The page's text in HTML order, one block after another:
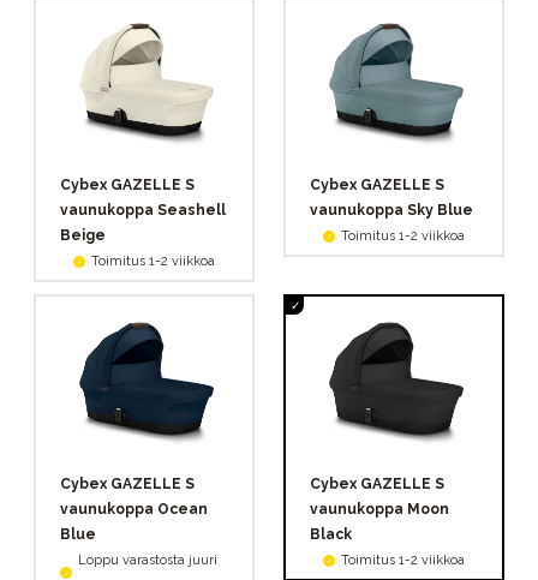
Cybex GAZELLE S
vaunukoppa Seashell
Beige
Toimitus 1-2 viikkoa
Cybex GAZELLE S
vaunukoppa Sky Blue
Toimitus 1-2 viikkoa
Cybex GAZELLE S
vaunukoppa Ocean
Blue
Loppu varastosta juuri
Cybex GAZELLE S
vaunukoppa Moon
Black
Toimitus 1-2 viikkoa